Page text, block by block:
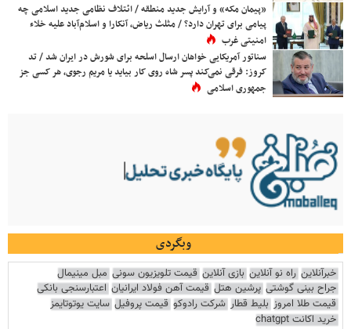
«پیمان مکه» و آرایش جدید منطقه / ائتلاف نظامی جدید اسلامی چه
پیامی برای تهران دارد؟ / مثلث ریاض، آنکارا و اسلام‌آباد علیه خلاء
امنیتی غرب
سناتور آمریکایی خواهان ارسال اسلحه برای شورش در ایران شد / تد
کروز: فرقی نمی‌کند پسر شاه روی کار بیاید یا مریم رجوی، هر کسی جز
جمهوری اسلامی
وبگردی
خبرآنلاین راه نو آنلاین بازی آنلاین قیمت تلویزیون سونی مبل مینیمال
جراح بینی گوشتی پرشین هتل قیمت آهن فولاد ایرانیان اعتبارسنجی بانکی
قیمت طلا امروز بلیط قطار شرکت رادوکو قیمت پروفیل سایت یوتوتایمز
خرید اکانت chatgpt